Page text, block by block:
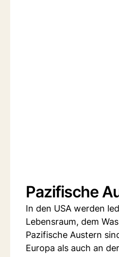
Pazifische
In den USA werden
Lebensraum, dem
Pazifische Austern
Europa als auch an